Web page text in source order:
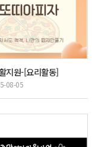
지원-[요리활동]
08-05